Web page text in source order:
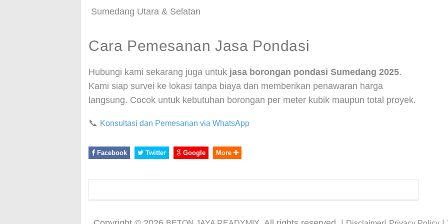
Sumedang Utara & Selatan
Cara Pemesanan Jasa Pondasi
Hubungi kami sekarang juga untuk jasa borongan pondasi Sumedang 2025.
Kami siap survei ke lokasi tanpa biaya dan memberikan penawaran harga
langsung. Cocok untuk kebutuhan borongan per meter kubik maupun total proyek.
📞 Konsultasi dan Pemesanan via WhatsApp
Facebook Twitter Google More